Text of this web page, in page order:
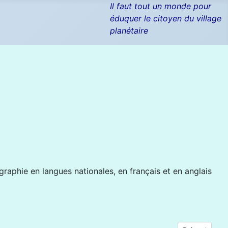
Il faut tout un monde pour
éduquer le citoyen du village
planétaire
en langues nationales, en français et en anglais